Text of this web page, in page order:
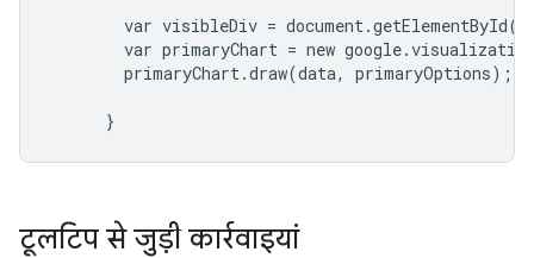
var visibleDiv =
var primaryChart = new
        primaryChart.draw(data, primaryOptions);
टूलटिप से जुड़ी कार्रवाइयां